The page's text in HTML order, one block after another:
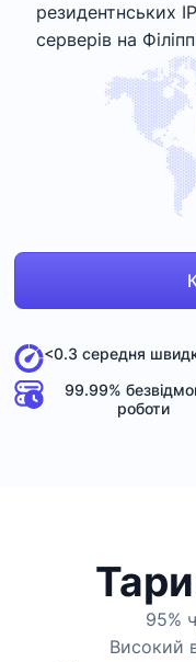
резидентнських
серверів на
<0.3 середня
99.99%
роботи
95%
Високий